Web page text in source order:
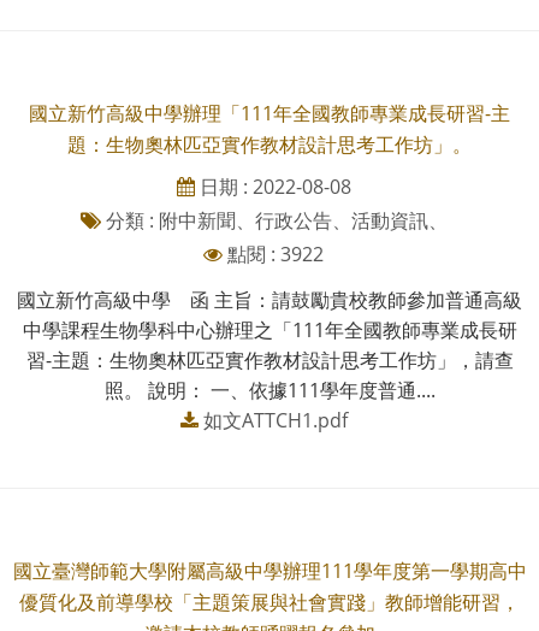
國立新竹高級中學辦理「111年全國教師專業成長研習-主
題：生物奧林匹亞實作教材設計思考工作坊」。
日期 : 2022-08-08
分類 : 附中新聞、行政公告、活動資訊、
點閱 : 3922
國立新竹高級中學 函 主旨：請鼓勵貴校教師參加普通高級
中學課程生物學科中心辦理之「111年全國教師專業成長研
習-主題：生物奧林匹亞實作教材設計思考工作坊」，請查
照。 說明： 一、依據111學年度普通....
如文ATTCH1.pdf
國立臺灣師範大學附屬高級中學辦理111學年度第一學期高中
優質化及前導學校「主題策展與社會實踐」教師增能研習，